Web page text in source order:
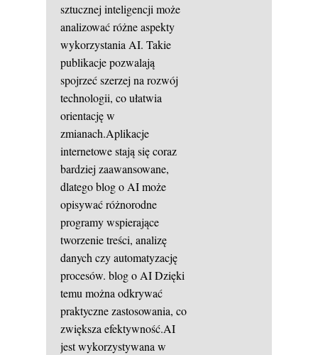
sztucznej inteligencji może
analizować różne aspekty
wykorzystania AI. Takie
publikacje pozwalają
spojrzeć szerzej na rozwój
technologii, co ułatwia
orientację w
zmianach.Aplikacje
internetowe stają się coraz
bardziej zaawansowane,
dlatego blog o AI może
opisywać różnorodne
programy wspierające
tworzenie treści, analizę
danych czy automatyzację
procesów. blog o AIDzięki
temu można odkrywać
praktyczne zastosowania, co
zwiększa efektywność.AI
jest wykorzystywana w